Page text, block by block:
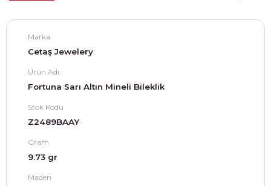
Marka
Cetaş Jewelery
Ürün Adı
Fortuna Sarı Altın Mineli Bileklik
Stok Kodu
Z2489BAAY
Gram
9.73 gr
Maden